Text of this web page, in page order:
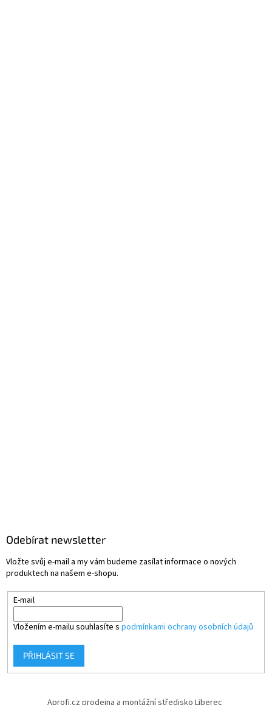
Odebírat newsletter
Vložte svůj e-mail a my vám budeme zasílat informace o nových
produktech na našem e-shopu.
E-mail
Vložením e-mailu souhlasíte s podmínkami ochrany osobních údajů
PŘIHLÁSIT SE